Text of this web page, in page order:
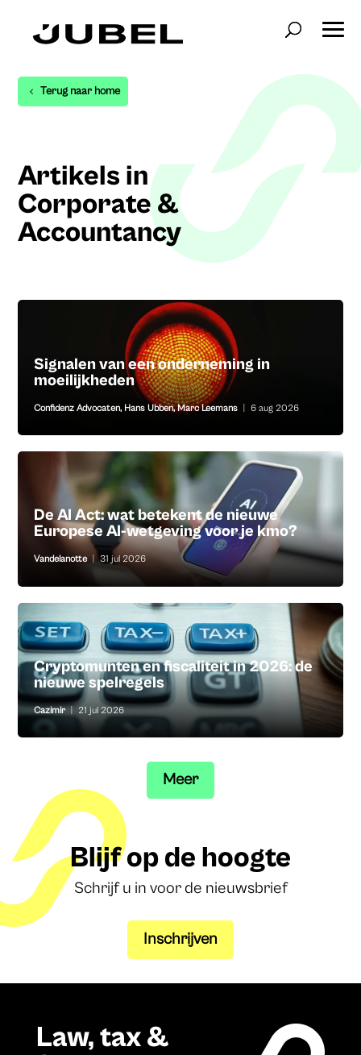
Terug naar home
Artikels in
Corporate &
Accountancy
Signalen van een onderneming in
moeilijkheden
Confidenz Advocaten, Hans Ubben,Marc Leemans 6 aug 2026
De AI Act: wat betekent de nieuwe
Europese AI-wetgeving voor je kmo?
Vandelanotte 31 jul 2026
Cryptomunten en fiscaliteit in 2026: de
nieuwe spelregels
Cazimir 21 jul 2026
Meer
Blijf op de hoogte
Schrijf u in voor de nieuwsbrief
Inschrijven
Law, tax &